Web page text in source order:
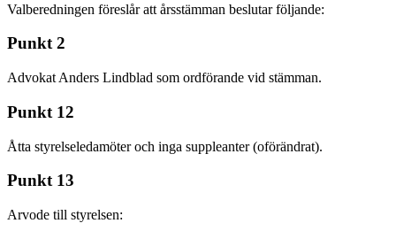
Valberedningen föreslår att årsstämman beslutar följande:
Punkt 2
Advokat Anders Lindblad som ordförande vid stämman.
Punkt 12
Åtta styrelseledamöter och inga suppleanter (oförändrat).
Punkt 13
Arvode till styrelsen: